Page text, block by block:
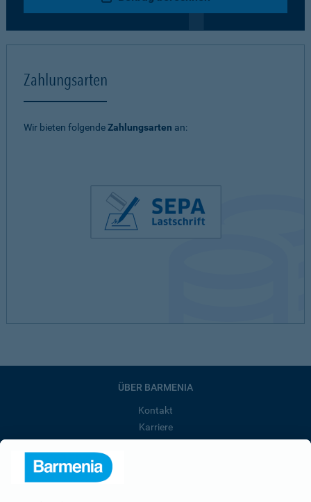
Zahlungsarten
Wir bieten folgendeZahlungsarten an:
ÜBER BARMENIA
Kontakt
Karriere